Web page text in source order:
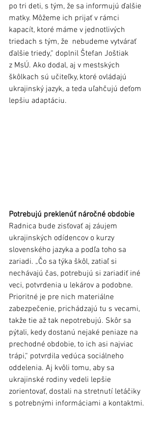
po tri deti, s tým, že sa informujú ďalšie
matky. Môžeme ich prijať v rámci
kapacít, ktoré máme v jednotlivých
triedach s tým, že  nebudeme vytvárať
ďalšie triedy,“ doplnil Štefan Joštiak
z MsÚ. Ako dodal, aj v mestských
škôlkach sú učiteľky, ktoré ovládajú
ukrajinský jazyk, a teda uľahčujú deťom
lepšiu adaptáciu.
Potrebujú preklenúť náročné obdobie
Radnica bude zisťovať aj záujem
ukrajinských odídencov o kurzy
slovenského jazyka a podľa toho sa
zariadi. „Čo sa týka škôl, zatiaľ si
nechávajú čas, potrebujú si zariadiť iné
veci, potvrdenia u lekárov a podobne.
Prioritné je pre nich materiálne
zabezpečenie, prichádzajú tu s vecami,
takže tie až tak nepotrebujú. Skôr sa
pýtali, kedy dostanú nejaké peniaze na
prechodné obdobie, to ich asi najviac
trápi,“ potvrdila vedúca sociálneho
oddelenia. Aj kvôli tomu, aby sa
ukrajinské rodiny vedeli lepšie
zorientovať, dostali na stretnutí letáčiky
s potrebnými informáciami a kontaktmi.